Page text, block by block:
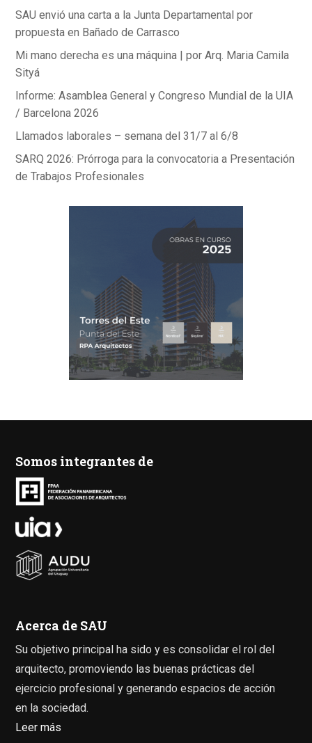
SAU envió una carta a la Junta Departamental por
propuesta en Bañado de Carrasco
Mi mano derecha es una máquina | por Arq. Maria Camila
Sityá
Informe: Asamblea General y Congreso Mundial de la UIA
/ Barcelona 2026
Llamados laborales – semana del 31/7 al 6/8
SARQ 2026: Prórroga para la convocatoria a Presentación
de Trabajos Profesionales
Somos integrantes de
Acerca de SAU
Su objetivo principal ha sido y es consolidar el rol del
arquitecto, promoviendo las buenas prácticas del
ejercicio profesional y generando espacios de acción
en la sociedad.
Leer más